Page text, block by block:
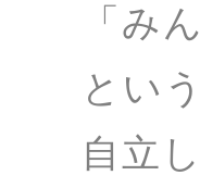
「み
とい
自立